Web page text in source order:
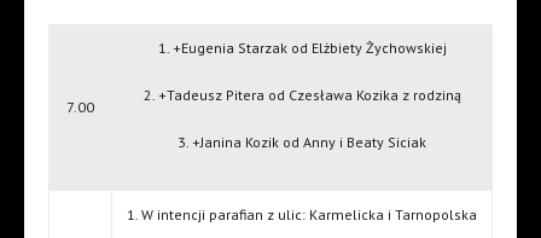
7.00
1. +Eugenia Starzak od Elżbiety Żychowskiej
2. +Tadeusz Pitera od Czesława Kozika z rodziną
3. +Janina Kozik od Anny i Beaty Siciak
1. W intencji parafian z ulic: Karmelicka i Tarnopolska